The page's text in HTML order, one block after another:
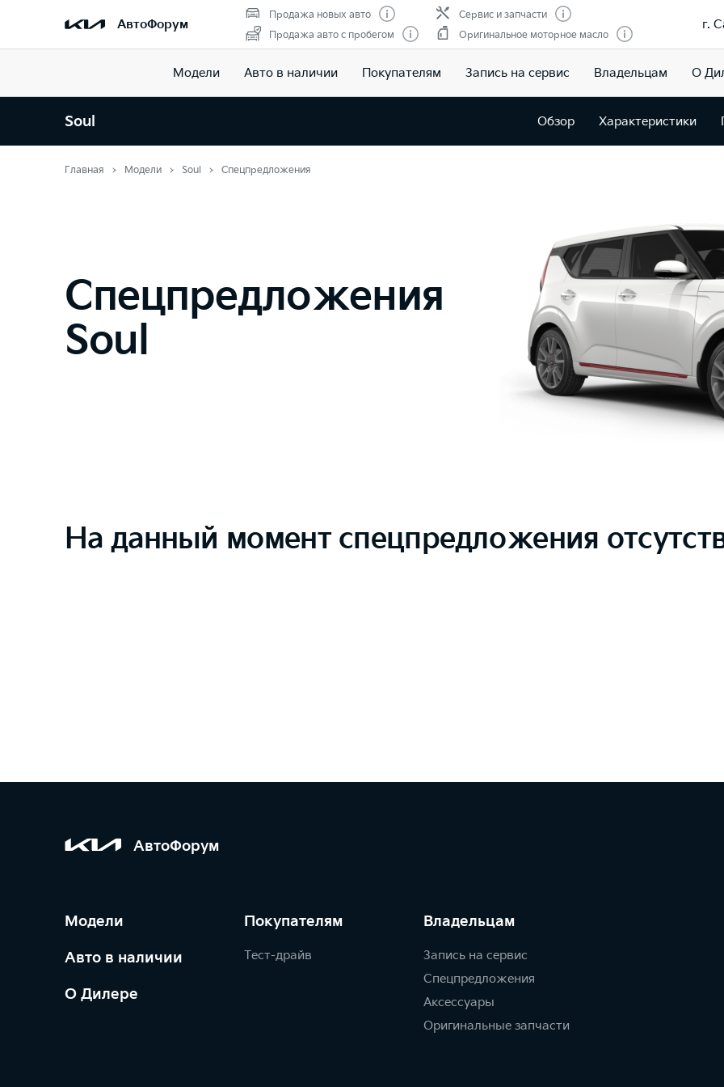
АвтоФорум
Продажа новых авто
Продажа авто с пробегом
Сервис и запчасти
Оригинальное моторное масло
г.
Модели Авто в наличии Покупателям Запись на сервис Владельцам О
Soul Обзор Характеристики
Главная Модели Soul Спецпредложения
Спецпредложения
Soul
На данный момент спецпредложения
АвтоФорум
Модели
Авто в наличии
О Дилере
Покупателям
Тест-драйв
Владельцам
Запись на сервис
Спецпредложения
Аксессуары
Оригинальные запчасти